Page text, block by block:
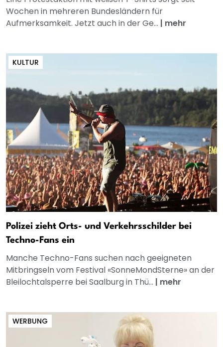
Wochen in mehreren Bundesländern für
Aufmerksamkeit. Jetzt auch in der Ge... | mehr
KULTUR
Polizei zieht Orts- und Verkehrsschilder bei
Techno-Fans ein
Manche Techno-Fans suchen nach geeigneten
Mitbringseln vom Festival «SonneMondSterne» an der
Bleilochtalsperre bei Saalburg in Thü... | mehr
WERBUNG